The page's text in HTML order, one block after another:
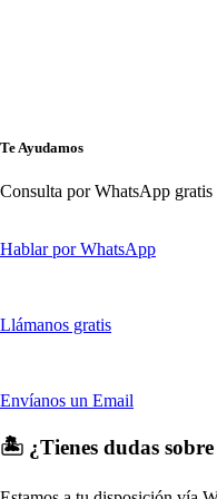
Te Ayudamos
Consulta por WhatsApp
Hablar por WhatsApp
Llámanos gratis
Envíanos un Email
🏝️ ¿Tienes dudas